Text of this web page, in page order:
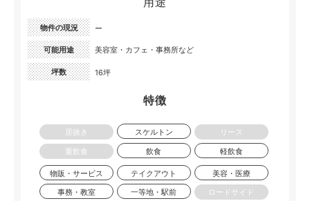
物件の現況 ー
可能用途 美容室・カフェ・事務所など
坪数 16坪
特徴
居抜き スケルトン
リース
重飲食
飲食 軽飲食
物販・サービス テイクアウト
美容・医療
事務・教室
一等地・駅前 ロードサイド